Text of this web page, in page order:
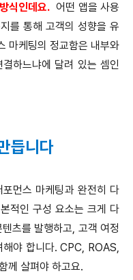
식인데요. 어떤 앱을 사용
를 통해 고객의 성향을 유
마케팅의 정교함은 내부와
하느냐에 달려 있는 셈인
듭니다
먼스 마케팅과 완전히 다
적인 구성 요소는 크게 다
츠를 발행하고, 고객 여정
야 합니다. CPC, ROAS,
께 살펴야 하고요.